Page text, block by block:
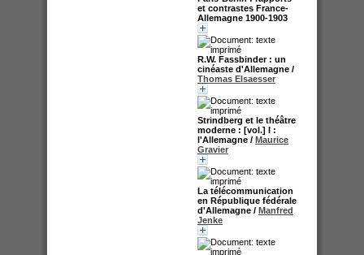
et contrastes France-
Allemagne 1900-1903
R.W. Fassbinder : un
cinéaste d'Allemagne /
Thomas Elsaesser
Strindberg et le théâtre
moderne : [vol.] I :
l'Allemagne / Maurice
Gravier
La télécommunication
en République fédérale
d'Allemagne / Manfred
Jenke